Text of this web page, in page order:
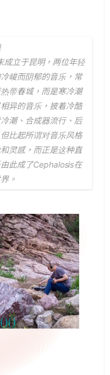
成立于昆明，两位年轻
峻而阴郁的音乐，常
带春城，而是寒冷潮
异的音乐，披着冷酷
潮、合成器流行、后
比起所谓对音乐风格
灵感，而正是这种直
此成了Cephalosis在
。